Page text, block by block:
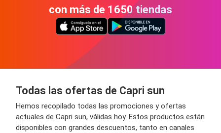
con más de 1650 tiendas
Todas las ofertas de Capri sun
Hemos recopilado todas las promociones y ofertas
actuales de Capri sun, válidas hoy. Estos productos están
disponibles con grandes descuentos, tanto en canales